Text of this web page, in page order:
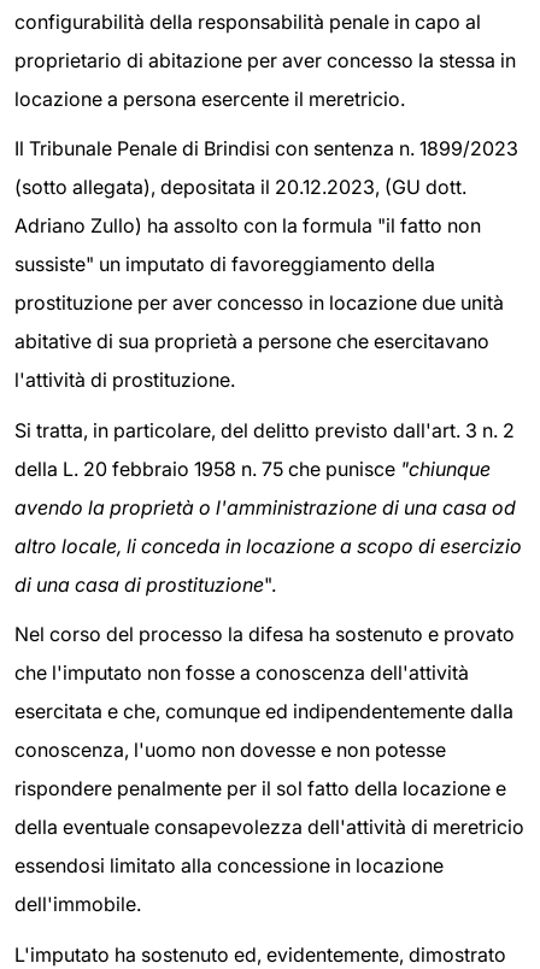
configurabilità della responsabilità penale in capo al
proprietario di abitazione per aver concesso la stessa in
locazione a persona esercente il meretricio.
Il Tribunale Penale di Brindisi con sentenza n. 1899/2023
(sotto allegata), depositata il 20.12.2023, (GU dott.
Adriano Zullo) ha assolto con la formula "il fatto non
sussiste" un imputato di favoreggiamento della
prostituzione per aver concesso in locazione due unità
abitative di sua proprietà a persone che esercitavano
l'attività di prostituzione.
Si tratta, in particolare, del delitto previsto dall'art. 3 n. 2
della L. 20 febbraio 1958 n. 75 che punisce "chiunque
avendo la proprietà o l'amministrazione di una casa od
altro locale, li conceda in locazione a scopo di esercizio
di una casa di prostituzione".
Nel corso del processo la difesa ha sostenuto e provato
che l'imputato non fosse a conoscenza dell'attività
esercitata e che, comunque ed indipendentemente dalla
conoscenza, l'uomo non dovesse e non potesse
rispondere penalmente per il sol fatto della locazione e
della eventuale consapevolezza dell'attività di meretricio
essendosi limitato alla concessione in locazione
dell'immobile.
L'imputato ha sostenuto ed, evidentemente, dimostrato